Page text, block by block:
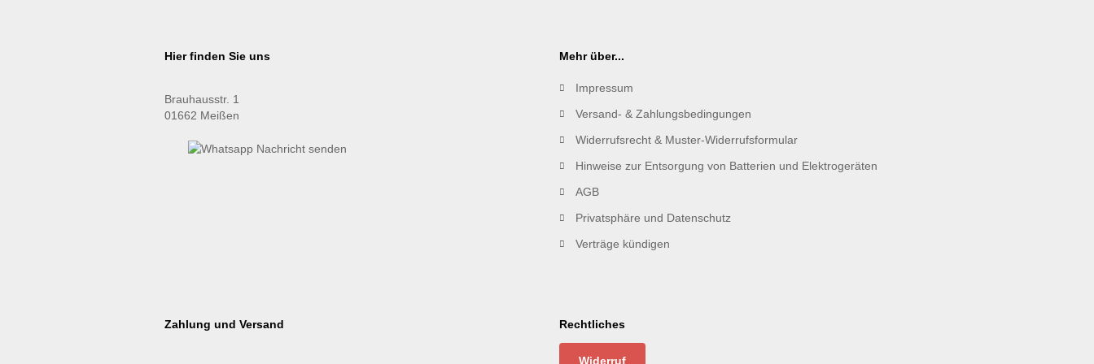
Hier finden Sie uns
Brauhausstr. 1
01662 Meißen
Mehr über...
Impressum
Versand- & Zahlungsbedingungen
Widerrufsrecht & Muster-Widerrufsformular
Hinweise zur Entsorgung von Batterien und Elektrogeräten
AGB
Privatsphäre und Datenschutz
Verträge kündigen
Zahlung und Versand Rechtliches
Widerruf